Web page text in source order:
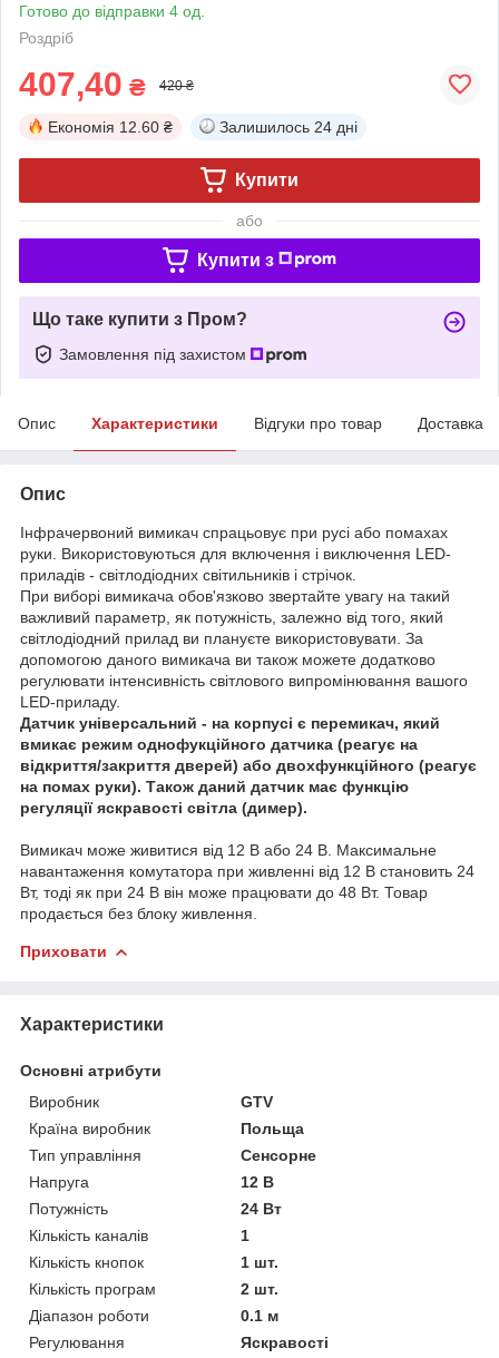
Готово до відправки 4 од.
Роздріб
407,40 ₴ 420 ₴
Економія 12.60 ₴ Залишилось 24 дні
Купити
або
Купити з
Що таке купити з Пром?
Замовлення під захистом
Опис Характеристики Відгуки про товар Доставка
Опис
Інфрачервоний вимикач спрацьовує при русі або помахах
руки. Використовуються для включення і виключення LED-
приладів - світлодіодних світильників і стрічок.
При виборі вимикача обов'язково звертайте увагу на такий
важливий параметр, як потужність, залежно від того, який
світлодіодний прилад ви плануєте використовувати. За
допомогою даного вимикача ви також можете додатково
регулювати інтенсивність світлового випромінювання вашого
LED-приладу.
Датчик універсальний - на корпусі є перемикач, який
вмикає режим однофукційного датчика (реагує на
відкриття/закриття дверей) або двохфункційного (реагує
на помах руки). Також даний датчик має функцію
регуляції яскравості світла (димер).
Вимикач може живитися від 12 В або 24 В. Максимальне
навантаження комутатора при живленні від 12 В становить 24
Вт, тоді як при 24 В він може працювати до 48 Вт. Товар
продається без блоку живлення.
Приховати
Характеристики
Основні атрибути
Виробник
GTV
Країна виробник
Польща
Тип управління
Сенсорне
Напруга
12 В
Потужність
24 Вт
Кількість каналів
1
Кількість кнопок
1 шт.
Кількість програм
2 шт.
Діапазон роботи
0.1 м
Регулювання
Яскравості